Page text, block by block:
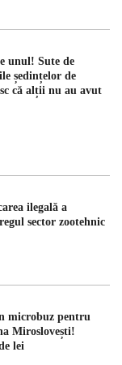
unul! Sute de
ședințelor de
că alții nu au avut
ilegală a
sector zootehnic
microbuz pentru
Miroslovești!
lei